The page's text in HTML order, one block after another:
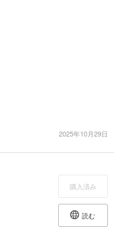
2025年10月29日
購入済み
読む